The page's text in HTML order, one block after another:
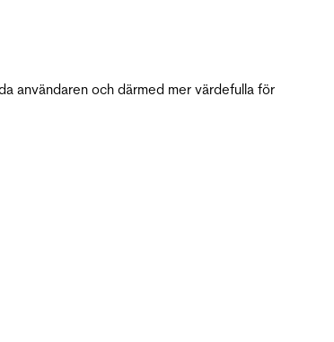
användaren och därmed mer värdefulla för